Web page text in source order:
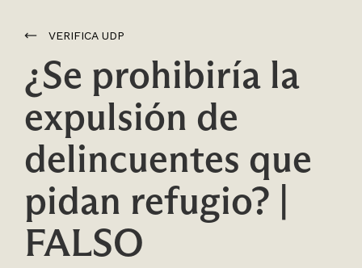
VERIFICA UDP
¿Se prohibiría la
expulsión de
delincuentes que
pidan refugio? |
FALSO